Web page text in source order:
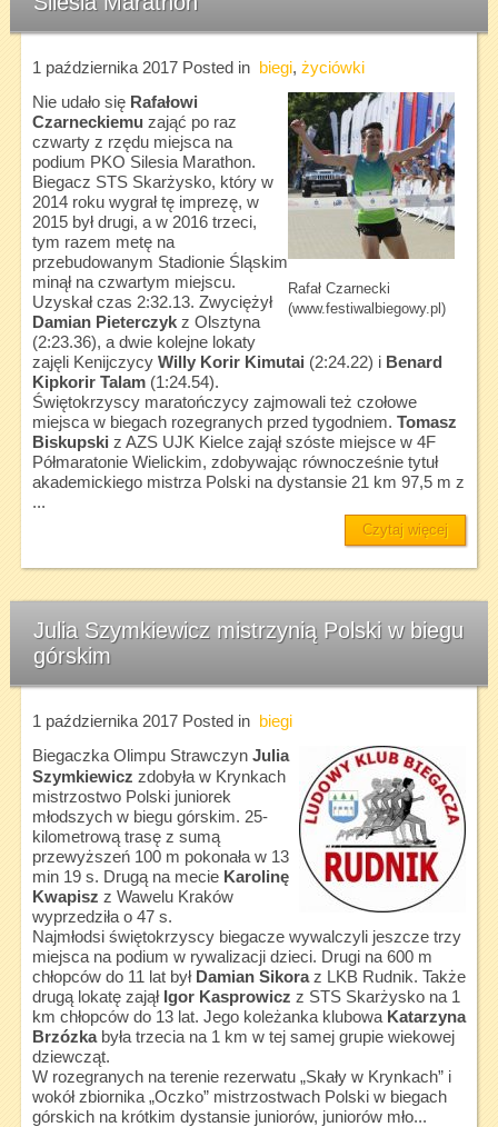
1 października 2017Posted in biegi, życiówki
Rafał Czarnecki
(www.festiwalbiegowy.pl)
Nie udało się Rafałowi
Czarneckiemu zająć po raz
czwarty z rzędu miejsca na
podium PKO Silesia Marathon.
Biegacz STS Skarżysko, który w
2014 roku wygrał tę imprezę, w
2015 był drugi, a w 2016 trzeci,
tym razem metę na
przebudowanym Stadionie Śląskim
minął na czwartym miejscu.
Uzyskał czas 2:32.13. Zwyciężył
Damian Pieterczykz Olsztyna
(2:23.36), a dwie kolejne lokaty
zajęli Kenijczycy Willy Korir Kimutai (2:24.22) i Benard
Kipkorir Talam(1:24.54).
Świętokrzyscy maratończycy zajmowali też czołowe
miejsca w biegach rozegranych przed tygodniem. Tomasz
Biskupski z AZS UJK Kielce zajął szóste miejsce w 4F
Półmaratonie Wielickim, zdobywając równocześnie tytuł
akademickiego mistrza Polski na dystansie 21 km 97,5 m z
...
Czytaj więcej
Julia Szymkiewicz mistrzynią Polski w biegu
górskim
1 października 2017Posted in
biegi
Biegaczka Olimpu Strawczyn Julia
Szymkiewicz zdobyła w Krynkach
mistrzostwo Polski juniorek
młodszych w biegu górskim. 25-
kilometrową trasę z sumą
przewyższeń 100 m pokonała w 13
min 19 s. Drugą na mecie Karolinę
Kwapisz z Wawelu Kraków
wyprzedziła o 47 s.
Najmłodsi świętokrzyscy biegacze wywalczyli jeszcze trzy
miejsca na podium w rywalizacji dzieci. Drugi na 600 m
chłopców do 11 lat był Damian Sikoraz LKB Rudnik. Także
drugą lokatę zajął Igor Kasprowicz z STS Skarżysko na 1
km chłopców do 13 lat. Jego koleżanka klubowa Katarzyna
Brzózkabyła trzecia na 1 km w tej samej grupie wiekowej
dziewcząt.
W rozegranych na terenie rezerwatu „Skały w Krynkach” i
wokół zbiornika „Oczko” mistrzostwach Polski w biegach
górskich na krótkim dystansie juniorów, juniorów mło...